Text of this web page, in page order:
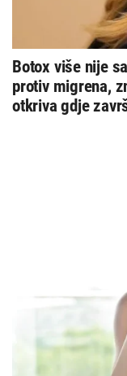
Botox više nije
protiv migrena,
otkriva gdje